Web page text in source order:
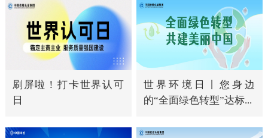
刷屏啦！打卡世界认可
日
世界环境日丨您身边
的“全面绿色转型”达标...